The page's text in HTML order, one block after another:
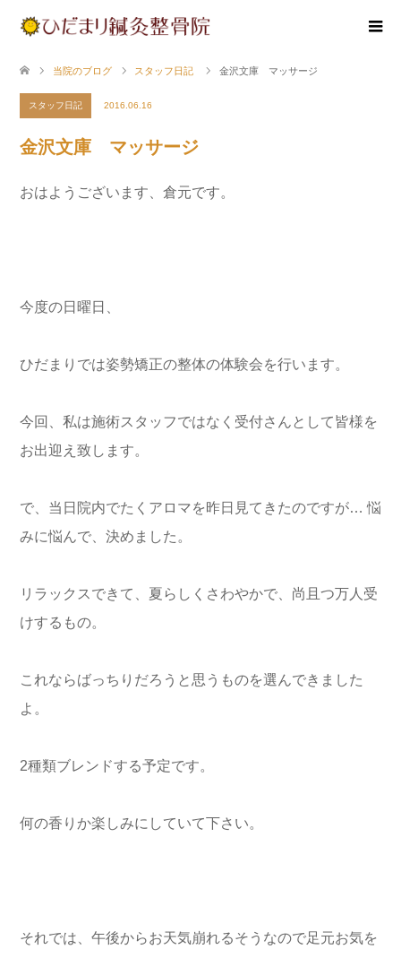
当院のブログ スタッフ日記 金沢文庫 マッサージ
スタッフ日記 2016.06.16
金沢文庫 マッサージ
おはようございます、倉元です。
今度の日曜日、
ひだまりでは姿勢矯正の整体の体験会を行います。
今回、私は施術スタッフではなく受付さんとして皆様を
お出迎え致します。
で、当日院内でたくアロマを昨日見てきたのですが… 悩
みに悩んで、決めました。
リラックスできて、夏らしくさわやかで、尚且つ万人受
けするもの。
これならばっちりだろうと思うものを選んできました
よ。
2種類ブレンドする予定です。
何の香りか楽しみにしていて下さい。
それでは、午後からお天気崩れるそうなので足元お気を